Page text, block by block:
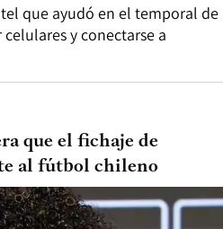
que ayudó en el temporal de
y conectarse a
que el fichaje de
al fútbol chileno